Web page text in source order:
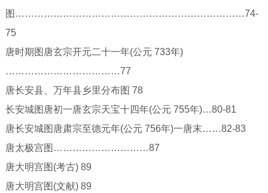
图………………………………………………………………74-
75
唐时期图唐玄宗开元二十一年(公元 733年)
………………………………77
唐长安县、万年县乡里分布图 78
长安城图唐初一唐玄宗天宝十四年(公元 755年)…80-81
唐长安城图唐肃宗至德元年(公元 756年)一唐末……82-83
唐太极宫图…………………………87
唐大明宫图(考古) 89
唐大明宫图(文献) 89